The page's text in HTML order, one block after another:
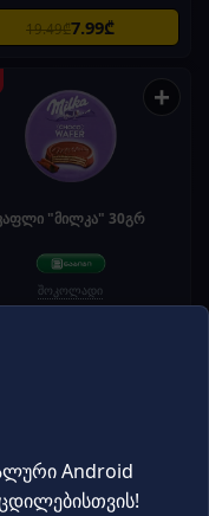
19.49₾7.99₾
+
"მილკა" 30გრ
შოკოლადი
Android